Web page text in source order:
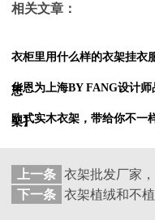
相关文章：
衣柜里用什么样的衣架挂衣
恩
华恩为上海BY FANG设计
架】
欧式实木衣架，带给你不一
上一条
下一条